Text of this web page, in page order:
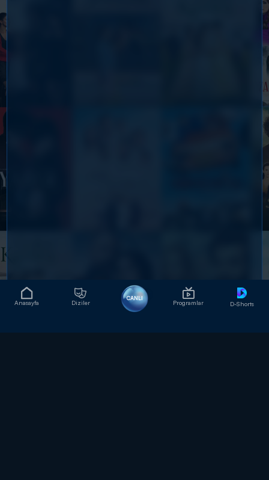
Anasayfa Diziler
CANLI
Programlar D-Shorts